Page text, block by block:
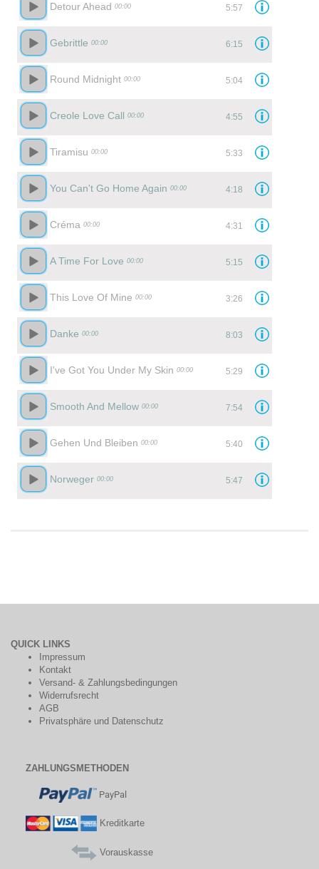
QUICK LINKS
Impressum
Kontakt
Versand- & Zahlungsbedingungen
Widerrufsrecht
AGB
Privatsphäre und Datenschutz
ZAHLUNGSMETHODEN
PayPal
Kreditkarte
Vorauskasse